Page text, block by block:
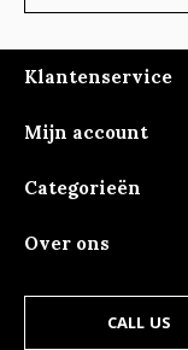
Klantenservice
Mijn account
Categorieën
Over ons
CALL US